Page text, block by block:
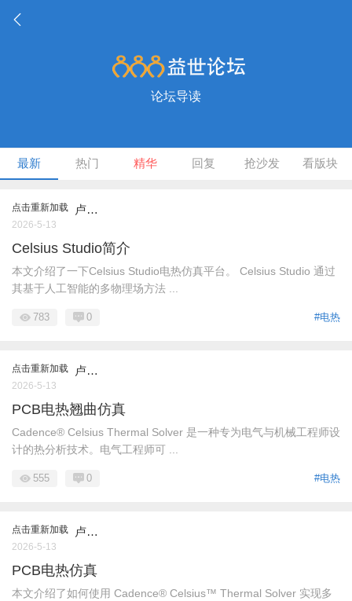
论坛导读
最新 热门 精华 回复 抢沙发 看版块
点击重新加载 卢…
2026-5-13
Celsius Studio简介
本文介绍了一下Celsius Studio电热仿真平台。 Celsius Studio 通过
其基于人工智能的多物理场方法 ...
#电热
783 0
点击重新加载 卢…
2026-5-13
PCB电热翘曲仿真
Cadence® Celsius Thermal Solver 是一种专为电气与机械工程师设
计的热分析技术。电气工程师可 ...
#电热
555 0
点击重新加载 卢…
2026-5-13
PCB电热仿真
本文介绍了如何使用 Cadence® Celsius™ Thermal Solver 实现多